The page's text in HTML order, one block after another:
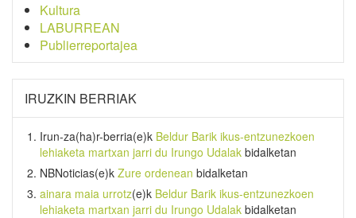
Kultura
LABURREAN
Publierreportajea
IRUZKIN BERRIAK
Irun-za(ha)r-berria(e)k Beldur Barik ikus-entzunezkoen
lehiaketa martxan jarri du Irungo Udalak bidalketan
NBNoticias(e)k Zure ordenean bidalketan
ainara maia urrotz(e)k Beldur Barik ikus-entzunezkoen
lehiaketa martxan jarri du Irungo Udalak bidalketan